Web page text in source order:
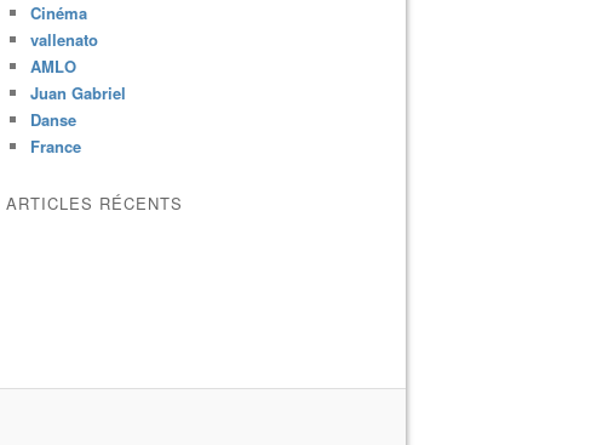
Cinéma
vallenato
AMLO
Juan Gabriel
Danse
France
ARTICLES RÉCENTS